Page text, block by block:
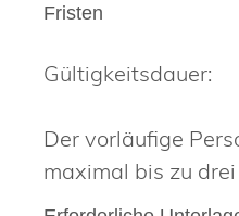
Fristen
Gültigkeitsdauer:
Der vorläufige
maximal bis zu